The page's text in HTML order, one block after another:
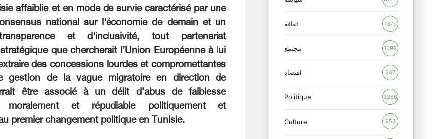
affaiblie et en mode de survie caractérisé par une
national sur l'économie de demain et un
et d'inclusivité, tout partenariat
que chercherait l’Union Européenne à lui
des concessions lourdes et compromettantes
gestion de la vague migratoire en direction de
être associé à un délit d’abus de faiblesse
moralement et répudiable politiquement et
premier changement politique en Tunisie.
ثقافة 1379
مجتمع 1098
اقتصاد 347
Politique 3366
Culture 953